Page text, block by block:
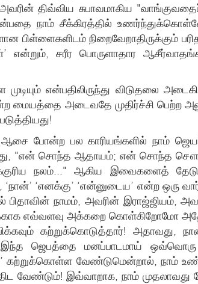
திவ்விய சுபாவமாகிய
நாம் சீக்கிரத்தில்
நிறைவேறாதிருக்கும்
என்றும், சரீர பொருளாதார
என்பதிலிருந்து விடுதலை
மையத்தை அடைவதே முதிர்ச்சி பெற்ற
போன்ற பல காரியங்களில் நாம்
"என் சொந்த ஆதாயம்; என் சொந்த
நலம்..." ஆகிய இவைகளைத்
‘எனக்கு’ ‘என்னுடைய’ என்ற ஒரு
நாமம், அவரின் இராஜ்ஜியம்,
எவ்வளவு அக்கறை கொள்கிறோமோ
கற்றுக்கொடுத்தார்! அதாவது,
ஜெபத்தை மனப்பாடமாய் ஒவ்வொரு
கற்றுக்கொள்ள வேண்டுமென்றால், நாம்
வேண்டும்! இவ்வாறாக, நாம் முதலாவது